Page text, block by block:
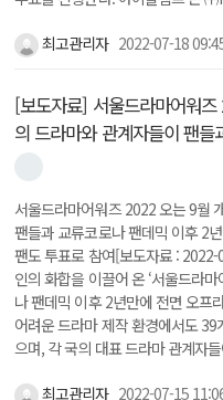
최고관리자 2022-07-18
[보도자료] 서울드라마어워
의 드라마와 관계자들이 팬들
서울드라마어워즈 2022 오는 9월
팬들과 교류코로나 팬데믹 이후 2
팬도 투표로 참여[보도자료 :
인의 화합을 이끌어 온 ‘서울드라
나 팬데믹 이후 2년만에 전면 오프
어려운 드라마 제작 환경에서도
으며, 각 국의 대표 드라마 관계자
최고관리자 2022-07-15